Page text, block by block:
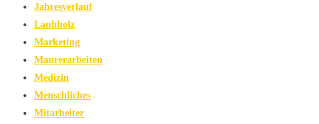
Jahresverlauf
Laubholz
Marketing
Maurerarbeiten
Medizin
Menschliches
Mitarbeiter